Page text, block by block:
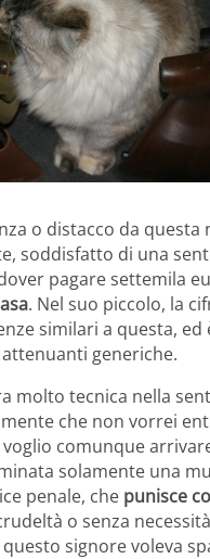
o distacco da
soddisfatto di una
pagare settemila
. Nel suo piccolo, la
similari a questa,
generiche.
molto tecnica nella
che non vorrei
comunque
solamente una
penale, che punisce
o senza
signore voleva